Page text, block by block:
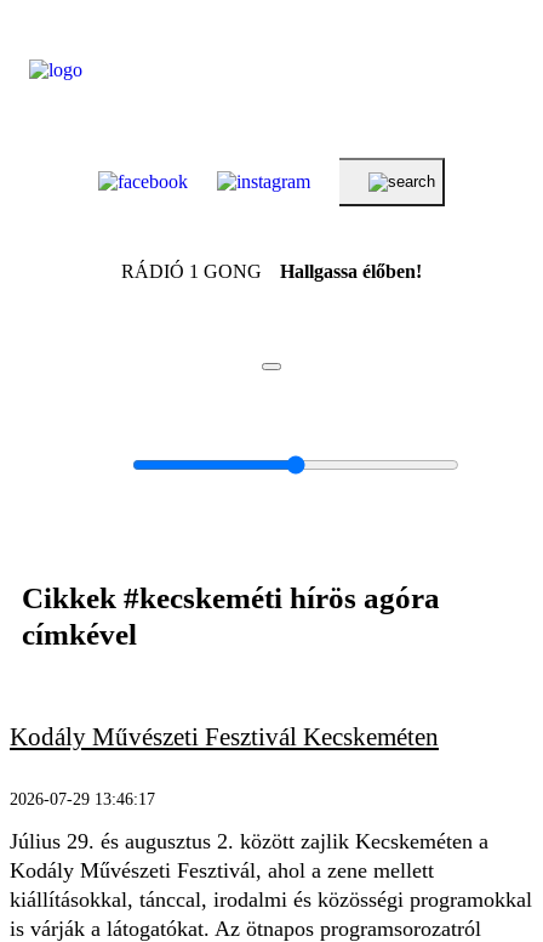
KERESÉS
RÁDIÓ 1 GONG Hallgassa élőben!
Cikkek #kecskeméti hírös agóra
címkével
Kodály Művészeti Fesztivál Kecskeméten
2026-07-29 13:46:17
Július 29. és augusztus 2. között zajlik Kecskeméten a
Kodály Művészeti Fesztivál, ahol a zene mellett
kiállításokkal, tánccal, irodalmi és közösségi programokkal
is várják a látogatókat. Az ötnapos programsorozatról